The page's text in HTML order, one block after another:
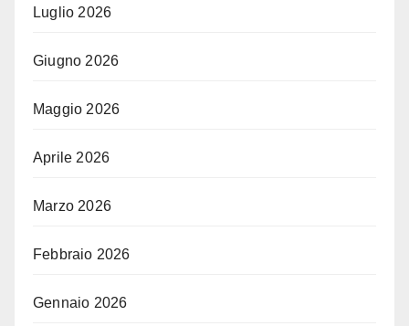
Luglio 2026
Giugno 2026
Maggio 2026
Aprile 2026
Marzo 2026
Febbraio 2026
Gennaio 2026